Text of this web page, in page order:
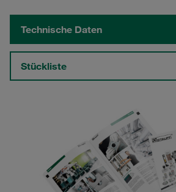
Technische Daten
Stückliste